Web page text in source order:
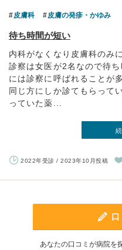
皮膚科 皮膚の発疹・かゆみ
待ち時間が短い
内科がなくなり皮膚科のみ
診察は女医が2名なので待
には診察に呼ばれることが
同じ方にしか診てもらって
っていた薬...
2022年受診 / 2023年10月投稿
あなたの口コミが病院を